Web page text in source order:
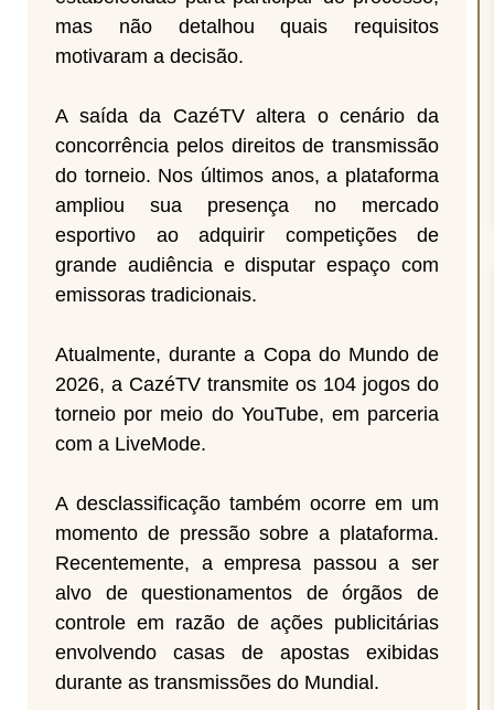
mas não detalhou quais requisitos
motivaram a decisão.
A saída da CazéTV altera o cenário da
concorrência pelos direitos de transmissão
do torneio. Nos últimos anos, a plataforma
ampliou sua presença no mercado
esportivo ao adquirir competições de
grande audiência e disputar espaço com
emissoras tradicionais.
Atualmente, durante a Copa do Mundo de
2026, a CazéTV transmite os 104 jogos do
torneio por meio do YouTube, em parceria
com a LiveMode.
A desclassificação também ocorre em um
momento de pressão sobre a plataforma.
Recentemente, a empresa passou a ser
alvo de questionamentos de órgãos de
controle em razão de ações publicitárias
envolvendo casas de apostas exibidas
durante as transmissões do Mundial.